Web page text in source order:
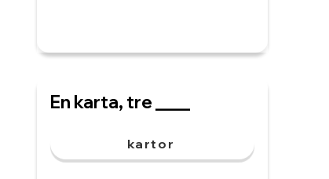
En karta, tre ____
kartor